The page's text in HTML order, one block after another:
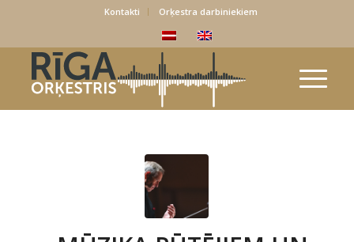
Kontakti Orķestra darbiniekiem